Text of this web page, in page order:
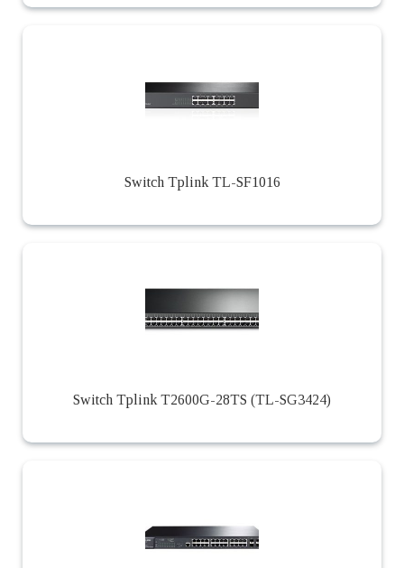
Switch Tplink TL-SF1016
Switch Tplink T2600G-28TS (TL-SG3424)